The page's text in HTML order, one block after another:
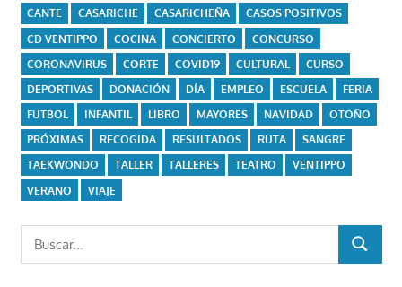
CANTE
CASARICHE CASARICHEÑA
CASOS POSITIVOS
CD VENTIPPO
COCINA CONCIERTO
CONCURSO
CORONAVIRUS
CORTE COVID19 CULTURAL
CURSO
DEPORTIVAS
DONACIÓN DÍA EMPLEO ESCUELA
FERIA
FUTBOL
INFANTIL LIBRO MAYORES NAVIDAD
OTOÑO
PRÓXIMAS
RECOGIDA RESULTADOS RUTA
SANGRE
TAEKWONDO
TALLER TALLERES TEATRO
VENTIPPO
VERANO
VIAJE
BUSCAR